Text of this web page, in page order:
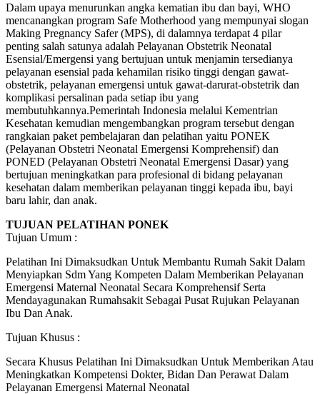
Dalam upaya menurunkan angka kematian ibu dan bayi, WHO
mencanangkan program Safe Motherhood yang mempunyai slogan
Making Pregnancy Safer (MPS), di dalamnya terdapat 4 pilar
penting salah satunya adalah Pelayanan Obstetrik Neonatal
Esensial/Emergensi yang bertujuan untuk menjamin tersedianya
pelayanan esensial pada kehamilan risiko tinggi dengan gawat-
obstetrik, pelayanan emergensi untuk gawat-darurat-obstetrik dan
komplikasi persalinan pada setiap ibu yang
membutuhkannya.Pemerintah Indonesia melalui Kementrian
Kesehatan kemudian mengembangkan program tersebut dengan
rangkaian paket pembelajaran dan pelatihan yaitu PONEK
(Pelayanan Obstetri Neonatal Emergensi Komprehensif) dan
PONED (Pelayanan Obstetri Neonatal Emergensi Dasar) yang
bertujuan meningkatkan para profesional di bidang pelayanan
kesehatan dalam memberikan pelayanan tinggi kepada ibu, bayi
baru lahir, dan anak.
TUJUAN PELATIHAN PONEK
Tujuan Umum :
Pelatihan Ini Dimaksudkan Untuk Membantu Rumah Sakit Dalam
Menyiapkan Sdm Yang Kompeten Dalam Memberikan Pelayanan
Emergensi Maternal Neonatal Secara Komprehensif Serta
Mendayagunakan Rumahsakit Sebagai Pusat Rujukan Pelayanan
Ibu Dan Anak.
Tujuan Khusus :
Secara Khusus Pelatihan Ini Dimaksudkan Untuk Memberikan Atau
Meningkatkan Kompetensi Dokter, Bidan Dan Perawat Dalam
Pelayanan Emergensi Maternal Neonatal